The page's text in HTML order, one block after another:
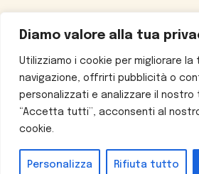
Diamo valore alla tua
Utilizziamo i cookie per migliorare la
navigazione, offrirti pubblicità o
personalizzati e analizzare il
“Accetta tutti”, acconsenti al
cookie.
Personalizza Rifiuta tutto